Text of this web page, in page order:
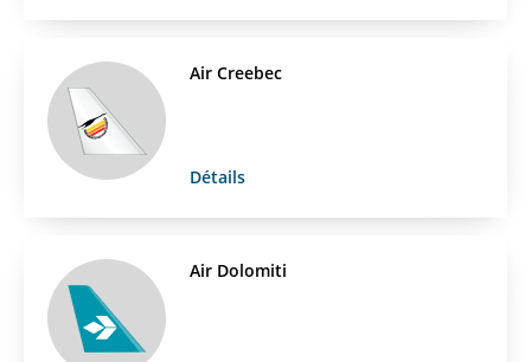
Air Creebec
Détails
Air Dolomiti